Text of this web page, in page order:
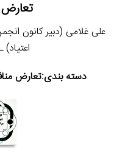
تعارض
علی غلامی (دبیر کانون
اعتیاد) ـ ۲۱ مهر
دسته بندی:تعارض